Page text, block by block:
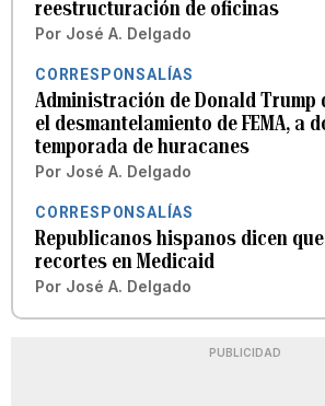
reestructuración de oficinas
Por José A. Delgado
CORRESPONSALÍAS
Administración de Donald Trump
el desmantelamiento de FEMA, a
temporada de huracanes
Por José A. Delgado
CORRESPONSALÍAS
Republicanos hispanos dicen
recortes en Medicaid
Por José A. Delgado
PUBLICIDAD